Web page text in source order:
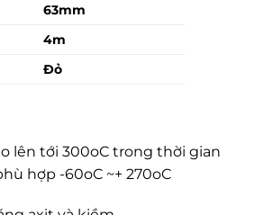
63mm
4m
Đỏ
lên tới 300oC trong thời gian
hợp -60oC ~+ 270oC